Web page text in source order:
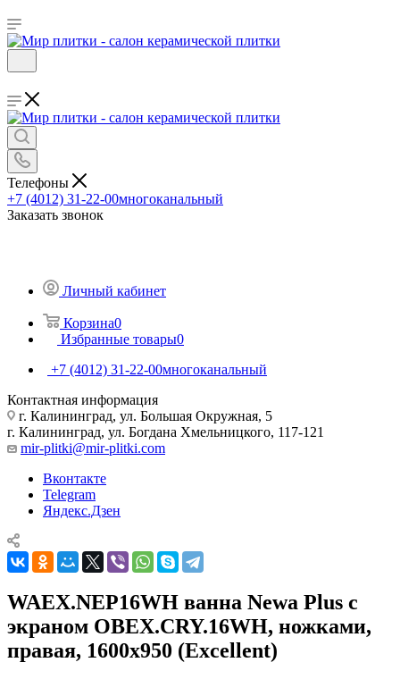
Телефоны
+7 (4012) 31-22-00многоканальный
Заказать звонок
Личный кабинет
Корзина0
Избранные товары0
+7 (4012) 31-22-00многоканальный
Контактная информация
г. Калининград, ул. Большая Окружная, 5
г. Калининград, ул. Богдана Хмельницкого, 117-121
mir-plitki@mir-plitki.com
Вконтакте
Telegram
Яндекс.Дзен
WAEX.NEP16WH ванна Newa Plus с
экраном OBEX.CRY.16WH, ножками,
правая, 1600x950 (Excellent)